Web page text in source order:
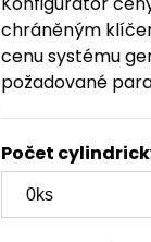
chráněným
cenu systému
požadované
Počet